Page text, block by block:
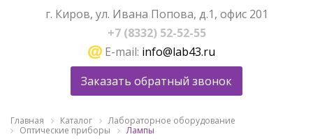
г. Киров, ул. Ивана Попова, д.1, офис 201
+7 (8332) 52-52-55
E-mail: info@lab43.ru
Заказать обратный звонок
Главная Каталог
Лабораторное оборудование
Оптические приборы
Лампы